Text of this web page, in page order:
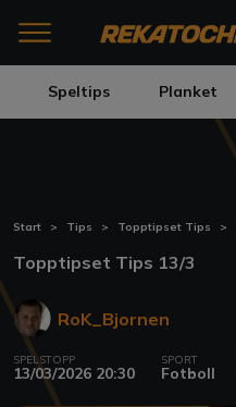
Speltips Planket
Start Tips Topptipset Tips
Topptipset Tips 13/3
RoK_Bjornen
SPELSTOPP
13/03/2026 20:30
SPORT
Fotboll